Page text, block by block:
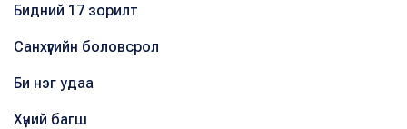
Бидний 17 зорилт
Санхүүгийн боловсрол
Би нэг удаа
Хүний багш